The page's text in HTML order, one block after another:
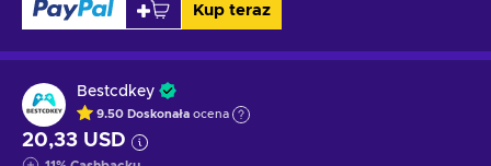
Kup teraz
Bestcdkey
9.50 Doskonała ocena
20,33 USD